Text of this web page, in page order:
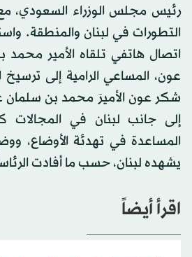
رئيس مجلس الوزراء السعودي، مع
التطورات في لبنان والمنطقة.
اتصال هاتفي تلقاه الأمير
عون، المساعي الرامية إلى ترسيخ
شكر عون الأميرَ محمد بن
إلى جانب لبنان في المجالات
المساعدة في تهدئة الأوضاع،
يشهده لبنان، حسب ما أفادت
اقرأ أيضاً